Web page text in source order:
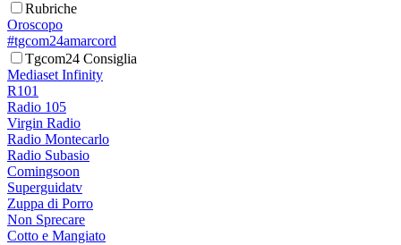
Rubriche
Oroscopo
#tgcom24amarcord
Tgcom24 Consiglia
Mediaset Infinity
R101
Radio 105
Virgin Radio
Radio Montecarlo
Radio Subasio
Comingsoon
Superguidatv
Zuppa di Porro
Non Sprecare
Cotto e Mangiato